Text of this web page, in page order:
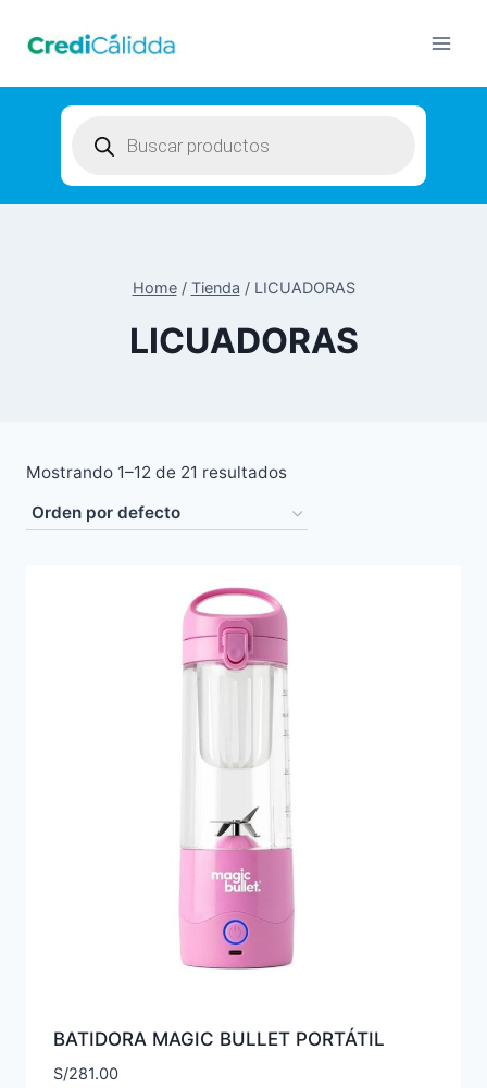
search
Home / Tienda / LICUADORAS
LICUADORAS
Mostrando 1–12 de 21 resultados
BATIDORA MAGIC BULLET PORTÁTIL
S/281.00